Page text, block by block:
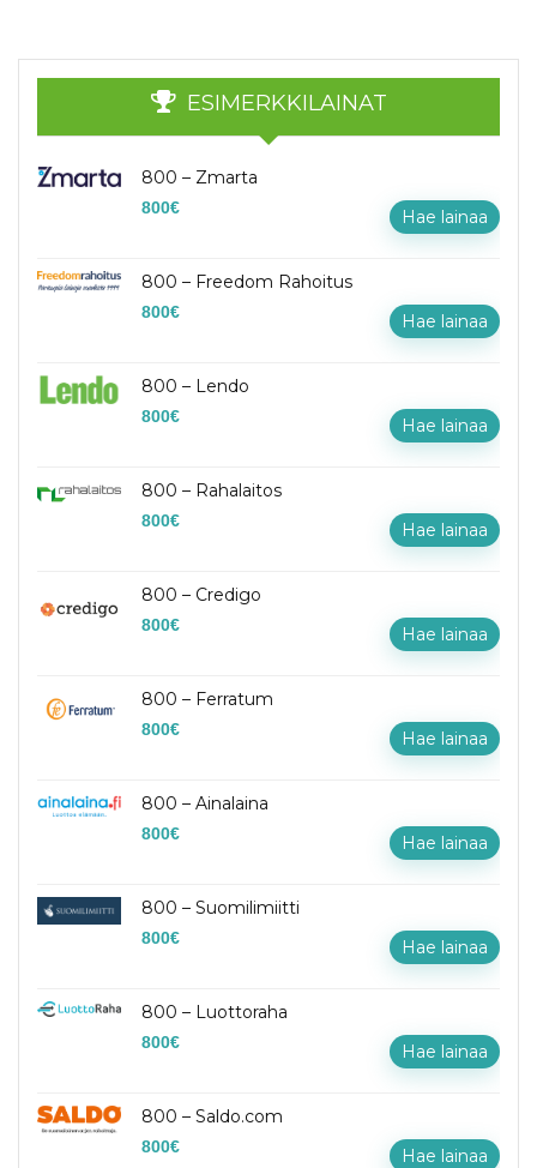
ESIMERKKILAINAT
800 – Zmarta
800€ Hae lainaa
800 – Freedom Rahoitus
800€ Hae lainaa
800 – Lendo
800€ Hae lainaa
800 – Rahalaitos
800€ Hae lainaa
800 – Credigo
800€ Hae lainaa
800 – Ferratum
800€ Hae lainaa
800 – Ainalaina
800€ Hae lainaa
800 – Suomilimiitti
800€ Hae lainaa
800 – Luottoraha
800€ Hae lainaa
800 – Saldo.com
800€ Hae lainaa